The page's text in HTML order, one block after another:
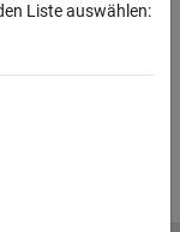
Liste auswählen: